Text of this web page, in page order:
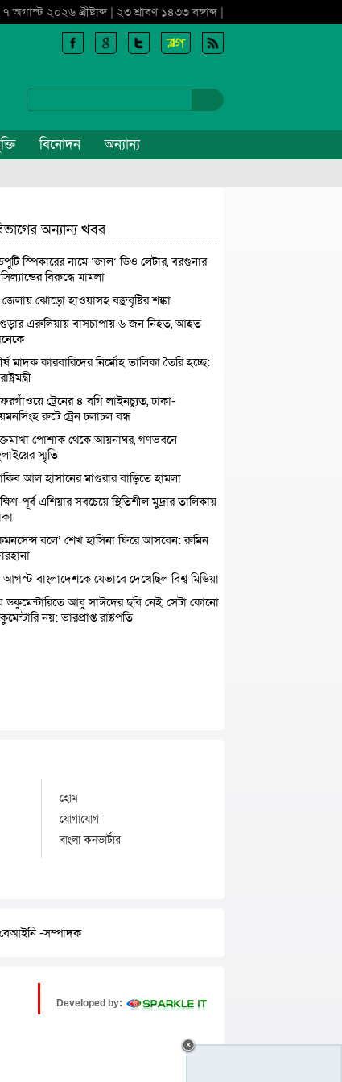
৭ অগাস্ট ২০২৬ খ্রীষ্টাব্দ | ২৩ শ্রাবণ ১৪৩৩ বঙ্গাব্দ |
বিনোদন অন্যান্য
অন্যান্য খবর
স্পিকারের নামে ‘জাল’ ডিও লেটার, বরগুনার
বিরুদ্ধে মামলা
ঝোড়ো হাওয়াসহ বজ্রবৃষ্টির শঙ্কা
এরুলিয়ায় বাসচাপায় ৬ জন নিহত, আহত
মাদক কারবারিদের নির্মোহ তালিকা তৈরি হচ্ছে:
ট্রেনের ৪ বগি লাইনচ্যুত, ঢাকা-
রুটে ট্রেন চলাচল বন্ধ
পোশাক থেকে আয়নাঘর, গণভবনে
স্মৃতি
আল হাসানের মাগুরার বাড়িতে হামলা
পূর্ব এশিয়ার সবচেয়ে স্থিতিশীল মুদ্রার তালিকায়
বলে’ শেখ হাসিনা ফিরে আসবেন: রুমিন
বাংলাদেশকে যেভাবে দেখেছিল বিশ্ব মিডিয়া
ডকুমেন্টারিতে আবু সাঈদের ছবি নেই, সেটা কোনো
নয়: ভারপ্রাপ্ত রাষ্ট্রপতি
হোম
যোগাযোগ
বাংলা কনভার্টার
বেআইনি -সম্পাদক
Developed by: